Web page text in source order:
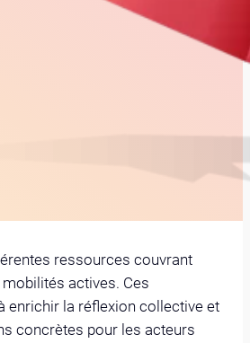
ressources couvrant
actives. Ces
enrichir la réflexion collective et
concrètes pour les acteurs